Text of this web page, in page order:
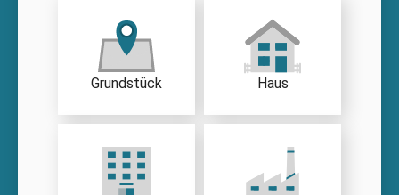
Grundstück Haus